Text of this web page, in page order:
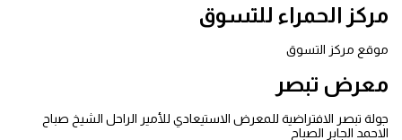
مركز الحمراء للتسوق
موقع مركز التسوق
معرض تبصر
جولة تبصر الافتراضية للمعرض الاستيعادي للأمير الراحل الشيخ صباح
الاحمد الجابر الصباح